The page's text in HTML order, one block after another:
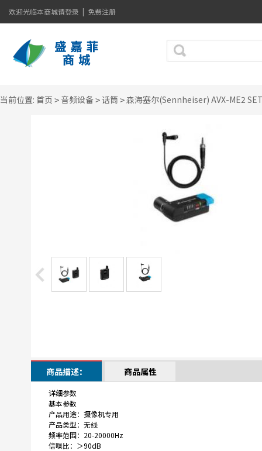
欢迎光临本商城请登录 | 免费注册
当前位置: 首页 >音频设备>话筒>森海塞尔(Sennheiser) AVX-ME2
商品描述： 商品属性
详细参数
基本参数
产品用途： 摄像机专用
产品类型： 无线
频率范围： 20-20000Hz
信噪比： ＞90dB